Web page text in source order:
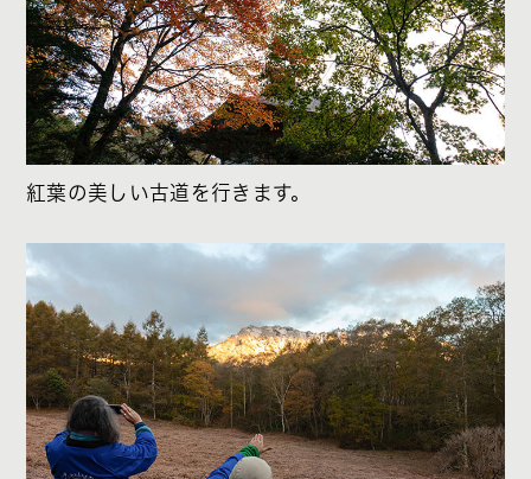
紅葉の美しい古道を行きます。